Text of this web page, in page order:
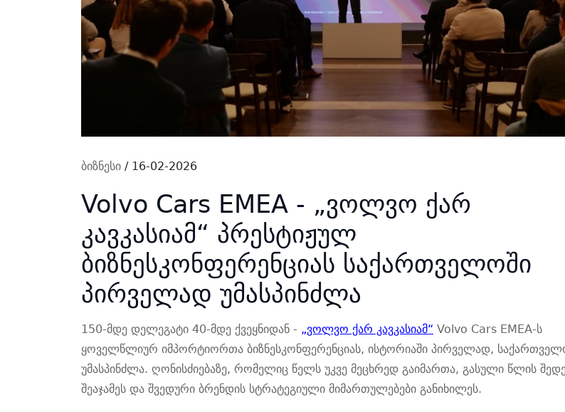
ბიზნესი / 16-02-2026
Volvo Cars EMEA - „ვოლვო ქარ
კავკასიამ“ პრესტიჟულ
ბიზნესკონფერენციას საქართველოში
პირველად უმასპინძლა
150-მდე დელეგატი 40-მდე ქვეყნიდან - „ვოლვო ქარ კავკასიამ“ Volvo Cars EMEA-ს
ყოველწლიურ იმპორტიორთა ბიზნესკონფერენციას, ისტორიაში პირველად,
უმასპინძლა. ღონისძიებაზე, რომელიც წელს უკვე მეცხრედ გაიმართა, გასული წლის
შეაჯამეს და შვედური ბრენდის სტრატეგიული მიმართულებები განიხილეს.